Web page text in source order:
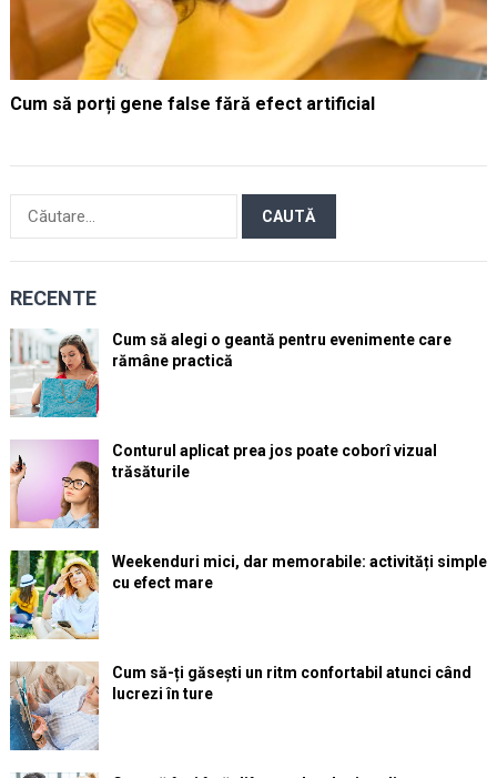
Cum să porți gene false fără efect artificial
după:
RECENTE
Cum să alegi o geantă pentru evenimente care
rămâne practică
Conturul aplicat prea jos poate coborî vizual
trăsăturile
Weekenduri mici, dar memorabile: activități simple
cu efect mare
Cum să-ți găsești un ritm confortabil atunci când
lucrezi în ture